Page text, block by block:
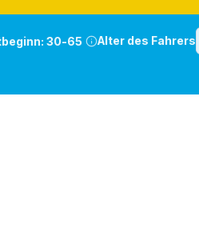
30-65
Alter des Fahrers